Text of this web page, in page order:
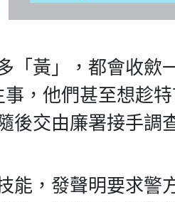
「黃」，都會收歛
，他們甚至想趁
後交由廉署接手調
能，發聲明要求警